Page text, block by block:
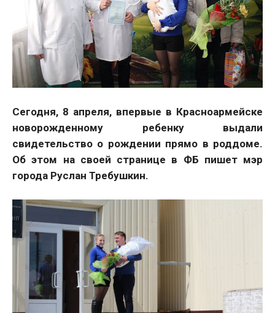
Сегодня, 8 апреля, впервые в Красноармейске
новорожденному ребенку выдали
свидетельство о рождении прямо в роддоме.
Об этом на своей странице в ФБ пишет мэр
города Руслан Требушкин.